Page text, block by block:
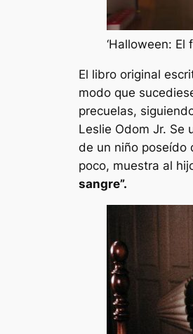
‘Halloween: El
El libro original
modo que
precuelas,
Leslie Odom Jr. Se
de un niño poseído
poco, muestra al
sangre”.